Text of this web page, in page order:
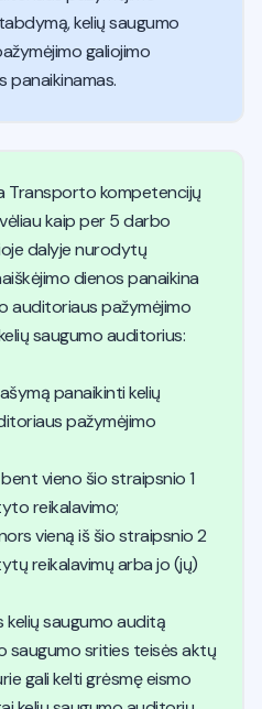
kelių saugumo
galiojimo
panaikinamas.
Transporto kompetencijų
kaip per 5 darbo
dalyje nurodytų
dienos panaikina
auditoriaus pažymėjimo
saugumo auditorius:
panaikinti kelių
pažymėjimo
vieno šio straipsnio 1
reikalavimo;
vieną iš šio straipsnio 2
reikalavimų arba jo (jų)
kelių saugumo auditą
saugumo srities teisės aktų
gali kelti grėsmę eismo